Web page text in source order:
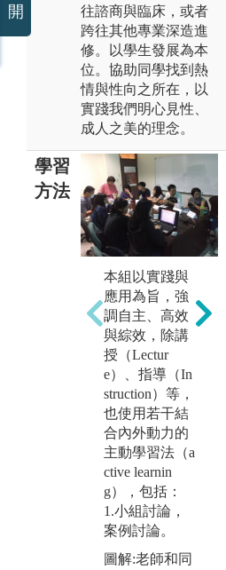
往諮商與臨床，或者
跨往其他專業深造進
修。以學生發展為本
位。協助同學找到熱
情與性向之所在，以
實踐我們明心見性、
成人之美的理念。
學習
方法
本組以實踐與
應用為旨，強
調自主、高效
與綜效，除講
授（Lectur
e）、指導（In
struction）等，
也使用若干結
合內外動力的
主動學習法（a
ctive learnin
g），包括：
1.小組討論，
案例討論。
圖解:老師和同
開